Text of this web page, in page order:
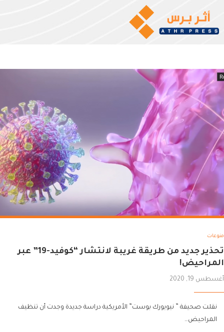
منوعات
تحذير جديد من طريقة غريبة لانتشار “كوفيد-19” عبر
المراحيض!
أغسطس 19, 2020
نقلت صحيفة ” نيويورك بوست” الأمريكية دراسة جديدة وجدت أن تنظيف
المراحيض…